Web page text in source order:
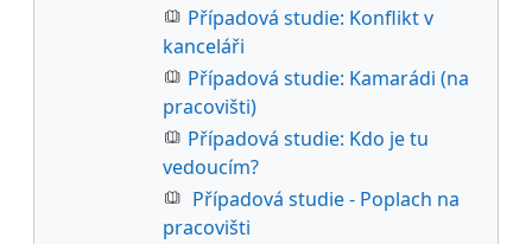
Případová studie: Konflikt v
kanceláři
Případová studie: Kamarádi (na
pracovišti)
Případová studie: Kdo je tu
vedoucím?
Případová studie - Poplach na
pracovišti